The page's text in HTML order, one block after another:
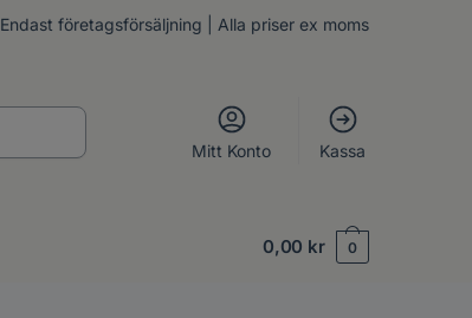
Endast företagsförsäljning | Alla priser ex moms
Mitt Konto Kassa
0,00 kr 0